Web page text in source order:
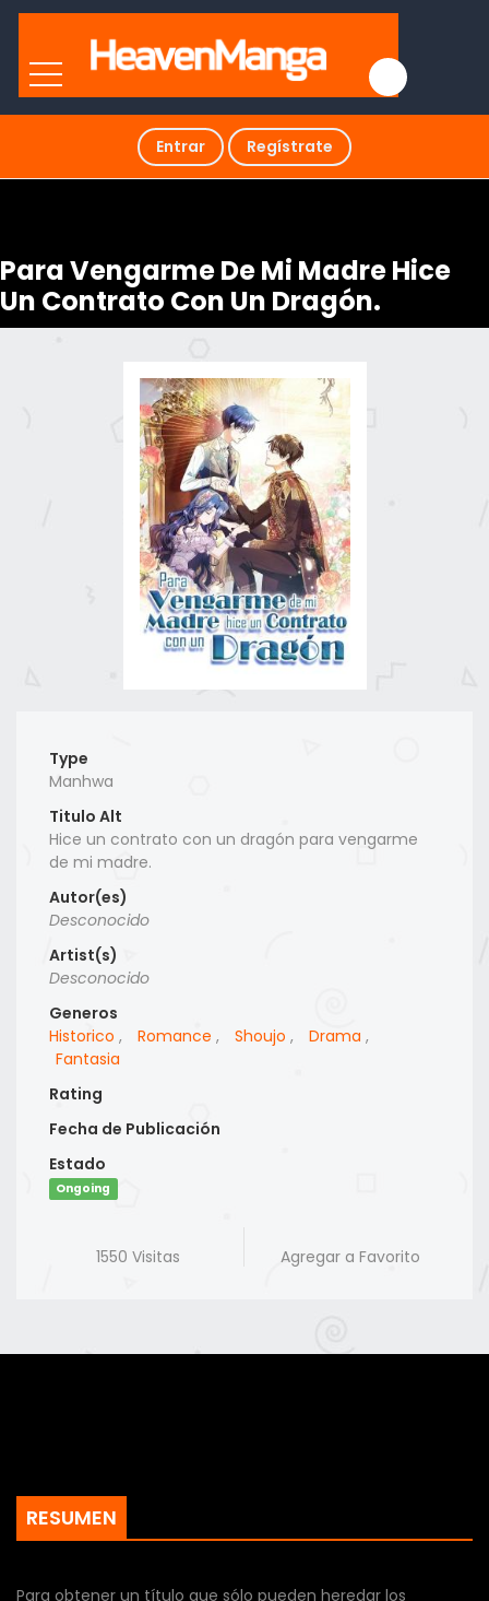
Entrar Regístrate
Para Vengarme De Mi Madre Hice
Un Contrato Con Un Dragón.
Type
Manhwa
Titulo Alt
Hice un contrato con un dragón para vengarme
de mi madre.
Autor(es)
Desconocido
Artist(s)
Desconocido
Generos
Historico , Romance , Shoujo , Drama ,
Fantasia
Rating
Fecha de Publicación
Estado
Ongoing
1550 Visitas Agregar a Favorito
RESUMEN
Para obtener un título que sólo pueden heredar los